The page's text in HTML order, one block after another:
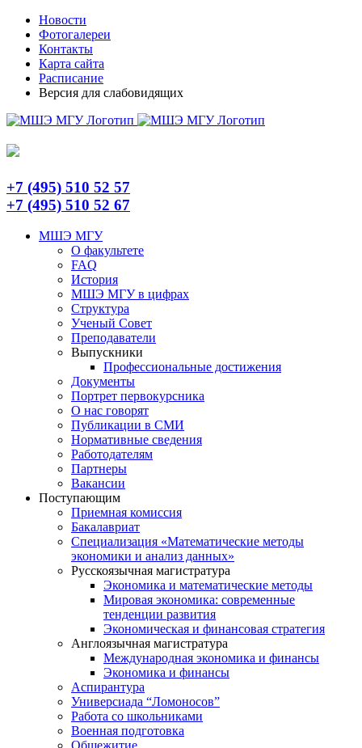
Skip
content
TelegramНовости
Фотогалереи
Контакты
Карта сайта
Расписание
Версия для слабовидящих
+7 (495) 510 52 57
+7 (495) 510 52 67
МШЭ МГУ
О факультете
FAQ
История
МШЭ МГУ в цифрах
Структура
Ученый Совет
Преподаватели
Выпускники
Профессиональные достижения
Документы
Портрет первокурсника
О нас говорят
Публикации в СМИ
Нормативные сведения
Работодателям
Партнеры
Вакансии
Поступающим
Приемная комиссия
Бакалавриат
Специализация «Математические методы
экономики и анализ данных»
Русскоязычная магистратура
Экономика и математические методы
Мировая экономика: современные
тенденции развития
Экономическая и финансовая стратегия
Англоязычная магистратура
Международная экономика и финансы
Экономика и финансы
Аспирантура
Универсиада “Ломоносов”
Работа со школьниками
Военная подготовка